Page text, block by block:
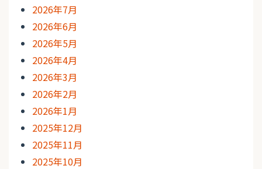
2026年7月
2026年6月
2026年5月
2026年4月
2026年3月
2026年2月
2026年1月
2025年12月
2025年11月
2025年10月